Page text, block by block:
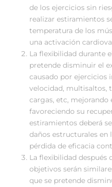
de los ejercicios sin
realizar estiramientos
temperatura de los
una activación
La flexibilidad durante
pretende disminuir el
causado por ejercicios
velocidad, multisaltos,
cargas, etc, mejorando
favoreciendo su
estiramientos deberá
daños estructurales en
pérdida de eficacia
La flexibilidad después
objetivos serán
que se pretende